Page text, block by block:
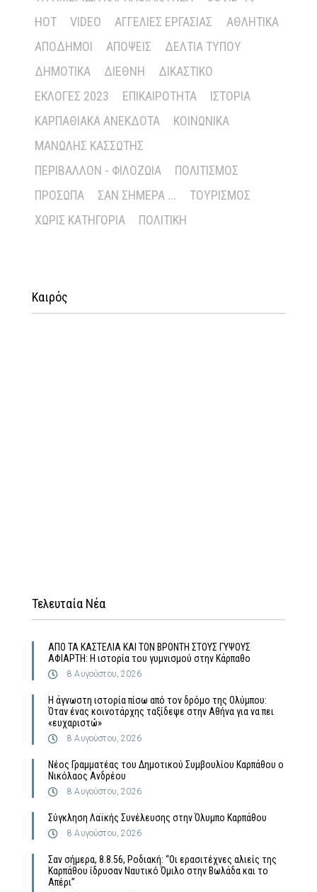
HOT
VIDEO ΑΓΓΕΛΊΕΣ ΕΡΓΑΣΊΑΣ
ΑΘΛΗΤΙΚΆ
ΑΠΌΔΗΜΟΙ
ΑΠΌΨΕΙΣ
ΔΕΛΤΊΑ ΤΎΠΟΥ
ΔΗΜΟΤΙΚΆ
ΔΙΕΘΝΉ
ΔΙΚΑΣΤΙΚΌ
ΕΚΛΟΓΈΣ 2023
ΕΠΙΚΑΙΡΌΤΗΤΑ
ΙΣΤΟΡΊΑ
ΚΑΡΠΑΘΙΑΚΆ ΑΝΈΚΔΟΤΑ
ΚΟΙΝΩΝΙΚΆ
ΜΑΝΏΛΗΣ ΚΑΣΣΏΤΗΣ
ΠΕΡΙΒΆΛΛΟΝ - ΦΙΛΟΖΩΊΑ
ΠΟΛΙΤΙΣΜΌΣ
ΠΡΌΣΩΠΑ
ΣΑΝ ΣΉΜΕΡΑ ...
ΤΟΥΡΙΣΜΌΣ
ΧΩΡΊΣ ΚΑΤΗΓΟΡΊΑ
ΠΟΛΙΤΙΚΉ
Καιρός
Τελευταία Νέα
ΑΠΟ ΤΑ ΚΑΣΤΕΛΙΑ ΚΑΙ ΤΟΝ ΒΡΟΝΤΗ ΣΤΟΥΣ ΓΥΨΟΥΣ
ΑΦΙΑΡΤΗ: Η ιστορία του γυμνισμού στην Κάρπαθο
8 Αυγούστου, 2026
Η άγνωστη ιστορία πίσω από τον δρόμο της Ολύμπου:
Όταν ένας κοινοτάρχης ταξίδεψε στην Αθήνα για να πει
«ευχαριστώ»
8 Αυγούστου, 2026
Νέος Γραμματέας του Δημοτικού Συμβουλίου Καρπάθου ο
Νικόλαος Ανδρέου
8 Αυγούστου, 2026
Σύγκληση Λαϊκής Συνέλευσης στην Όλυμπο Καρπάθου
8 Αυγούστου, 2026
Σαν σήμερα, 8.8.56, Ροδιακή: “Οι ερασιτέχνες αλιείς της
Καρπάθου ίδρυσαν Ναυτικό Όμιλο στην Βωλάδα και το
Απέρι”